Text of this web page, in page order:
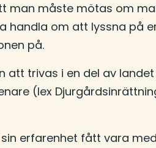
man måste mötas om
handla om att lyssna på
på.
att trivas i en del av
(lex
erfarenhet fått vara